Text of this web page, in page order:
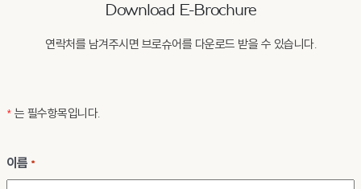
Download E-Brochure
연락처를 남겨주시면 브로슈어를 다운로드 받을 수 있습니다.
* 는 필수항목입니다.
이름 *